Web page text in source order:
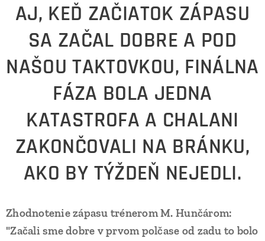
AJ, KEĎ ZAČIATOK ZÁPASU
SA ZAČAL DOBRE A POD
NAŠOU TAKTOVKOU, FINÁLNA
FÁZA BOLA JEDNA
KATASTROFA A CHALANI
ZAKONČOVALI NA BRÁNKU,
AKO BY TÝŽDEŇ NEJEDLI.
Zhodnotenie zápasu trénerom M. Hunčárom:
"Začali sme dobre v prvom polčase od zadu to bolo